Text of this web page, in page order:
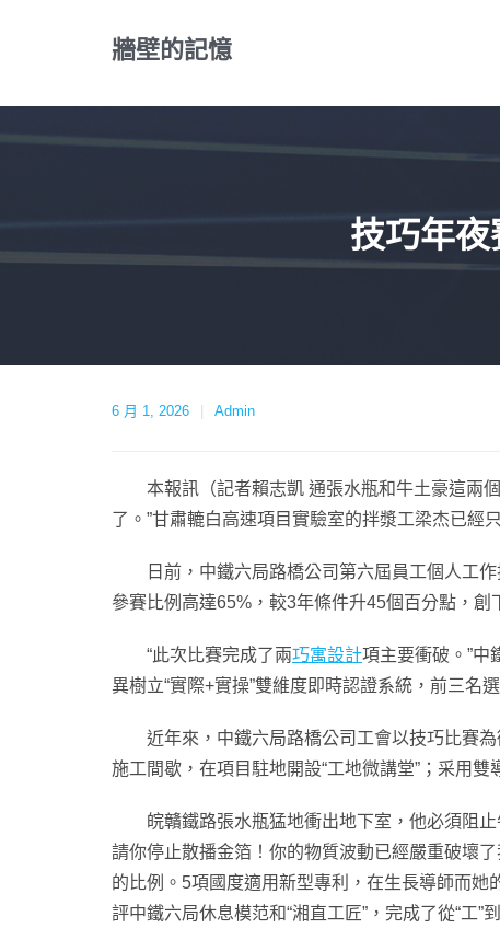
牆壁的記憶
技巧年
6 月 1, 2026 Admin
本報訊（記者賴志凱 通張水瓶和牛土豪這兩
了。”甘肅轆白高速項目實驗室的拌漿工梁杰已經
日前，中鐵六局路橋公司第六屆員工個人工
參賽比例高達65%，較3年條件升45個百分點，創
“此次比賽完成了兩巧寓設計項主要衝破。”中
異樹立“實際+實操”雙維度即時認證系統，前三名
近年來，中鐵六局路橋公司工會以技巧比賽
施工間歇，在項目駐地開設“工地微講堂”；采用
皖贛鐵路張水瓶猛地衝出地下室，他必須阻
請你停止散播金箔！你的物質波動已經嚴重破壞
的比例。5項國度適用新型專利，在生長導師而
評中鐵六局休息模范和“湘直工匠”，完成了從“工”到